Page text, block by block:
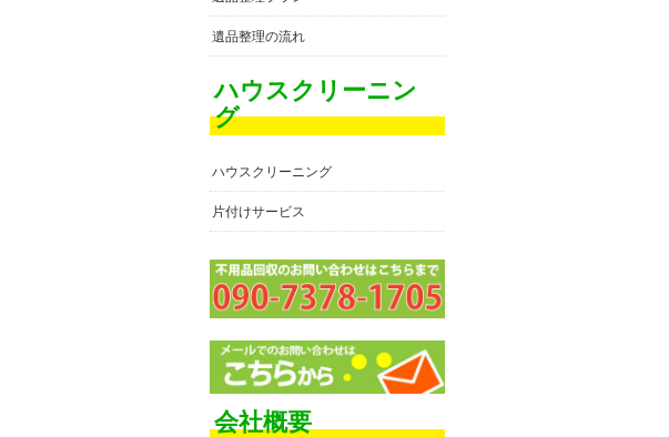
遺品整理の流れ
ハウスクリーニン
グ
ハウスクリーニング
片付けサービス
会社概要